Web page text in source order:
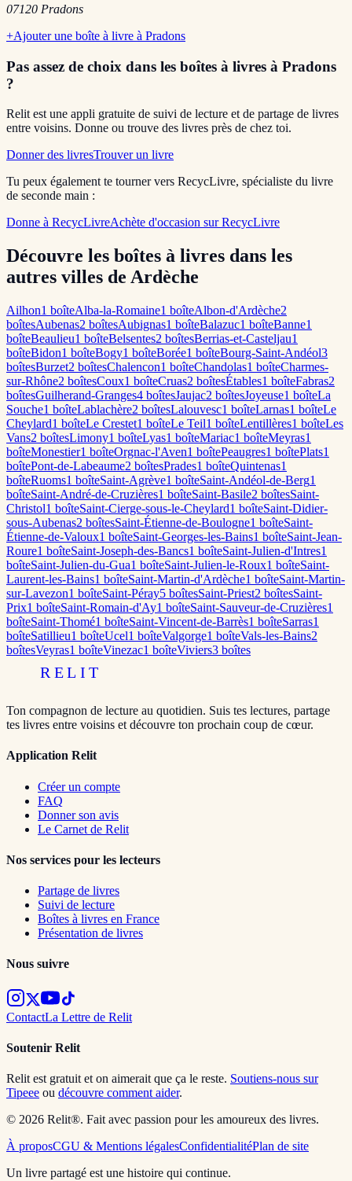
07120 Pradons
+Ajouter une boîte à livre à Pradons
Pas assez de choix dans les boîtes à livres à Pradons
?
Relit est une appli gratuite de suivi de lecture et de partage de livres
entre voisins. Donne ou trouve des livres près de chez toi.
Donner des livresTrouver un livre
Tu peux également te tourner vers RecycLivre, spécialiste du livre
de seconde main :
Donne à RecycLivreAchète d'occasion sur RecycLivre
Découvre les boîtes à livres dans les
autres villes de Ardèche
Ailhon1 boîteAlba-la-Romaine1 boîteAlbon-d'Ardèche2
boîtesAubenas2 boîtesAubignas1 boîteBalazuc1 boîteBanne1
boîteBeaulieu1 boîteBelsentes2 boîtesBerrias-et-Casteljau1
boîteBidon1 boîteBogy1 boîteBorée1 boîteBourg-Saint-Andéol3
boîtesBurzet2 boîtesChalencon1 boîteChandolas1 boîteCharmes-
sur-Rhône2 boîtesCoux1 boîteCruas2 boîtesÉtables1 boîteFabras2
boîtesGuilherand-Granges4 boîtesJaujac2 boîtesJoyeuse1 boîteLa
Souche1 boîteLablachère2 boîtesLalouvesc1 boîteLarnas1 boîteLe
Cheylard1 boîteLe Crestet1 boîteLe Teil1 boîteLentillères1 boîteLes
Vans2 boîtesLimony1 boîteLyas1 boîteMariac1 boîteMeyras1
boîteMonestier1 boîteOrgnac-l'Aven1 boîtePeaugres1 boîtePlats1
boîtePont-de-Labeaume2 boîtesPrades1 boîteQuintenas1
boîteRuoms1 boîteSaint-Agrève1 boîteSaint-Andéol-de-Berg1
boîteSaint-André-de-Cruzières1 boîteSaint-Basile2 boîtesSaint-
Christol1 boîteSaint-Cierge-sous-le-Cheylard1 boîteSaint-Didier-
sous-Aubenas2 boîtesSaint-Étienne-de-Boulogne1 boîteSaint-
Étienne-de-Valoux1 boîteSaint-Georges-les-Bains1 boîteSaint-Jean-
Roure1 boîteSaint-Joseph-des-Bancs1 boîteSaint-Julien-d'Intres1
boîteSaint-Julien-du-Gua1 boîteSaint-Julien-le-Roux1 boîteSaint-
Laurent-les-Bains1 boîteSaint-Martin-d'Ardèche1 boîteSaint-Martin-
sur-Lavezon1 boîteSaint-Péray5 boîtesSaint-Priest2 boîtesSaint-
Prix1 boîteSaint-Romain-d'Ay1 boîteSaint-Sauveur-de-Cruzières1
boîteSaint-Thomé1 boîteSaint-Vincent-de-Barrès1 boîteSarras1
boîteSatillieu1 boîteUcel1 boîteValgorge1 boîteVals-les-Bains2
boîtesVeyras1 boîteVinezac1 boîteViviers3 boîtes
RELIT
Ton compagnon de lecture au quotidien. Suis tes lectures, partage
tes livres entre voisins et découvre ton prochain coup de cœur.
Application Relit
Créer un compte
FAQ
Donner son avis
Le Carnet de Relit
Nos services pour les lecteurs
Partage de livres
Suivi de lecture
Boîtes à livres en France
Présentation de livres
Nous suivre
ContactLa Lettre de Relit
Soutenir Relit
Relit est gratuit et on aimerait que ça le reste. Soutiens-nous sur
Tipeee ou découvre comment aider.
© 2026 Relit®. Fait avec passion pour les amoureux des livres.
À proposCGU & Mentions légalesConfidentialitéPlan de site
Un livre partagé est une histoire qui continue.